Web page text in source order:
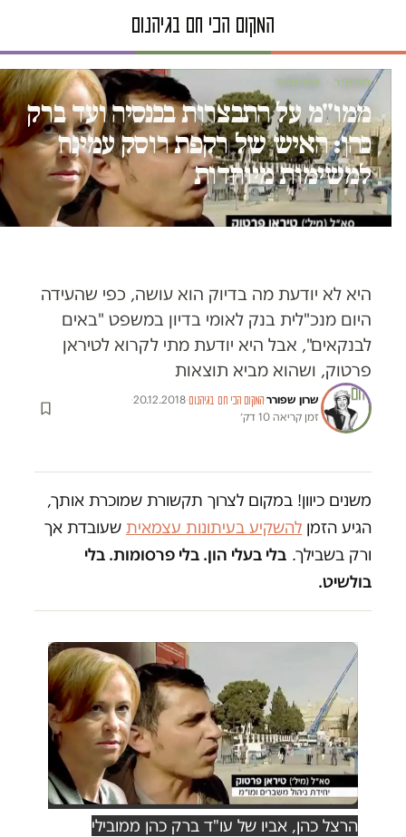
תחקיר · שחיתות
ממו"מ על התבצרות בכנסיה ועד ברק
כהן: האיש של רקפת רוסק עמינח
למשימות מיוחדות
היא לא יודעת מה בדיוק הוא עושה, כפי שהעידה
היום מנכ"לית בנק לאומי בדיון במשפט "באים
לבנקאים", אבל היא יודעת מתי לקרוא לטיראן
פרטוק, ושהוא מביא תוצאות
שרון שפורר·המקום הכי חם בגיהנום·
20.12.2018
·
זמן קריאה 10 דק׳
משנים כיוון! במקום לצרוך תקשורת שמוכרת אותך,
הגיע הזמן להשקיע בעיתונות עצמאית שעובדת אך
ורק בשבילך. בלי בעלי הון. בלי פרסומות. בלי
בולשיט.
הרצל כהן, אביו של עו"ד ברק כהן ממובילי